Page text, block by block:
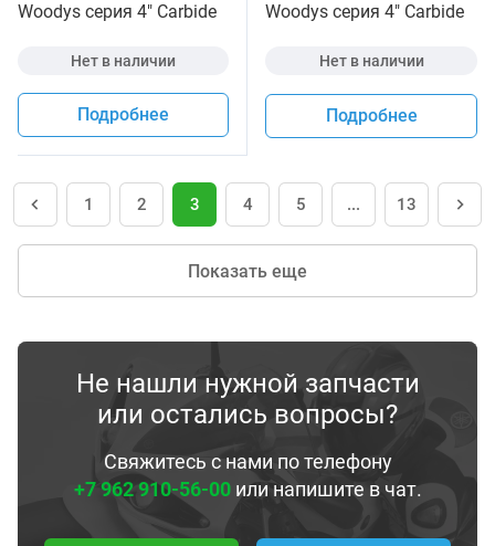
Woodys серия 4" Carbide
Нет в наличии
Подробнее
Woodys серия 4" Carbide
Нет в наличии
Подробнее
Показать еще
1 2 3 4 5 ... 13
Не нашли нужной запчасти
или остались вопросы?
Свяжитесь с нами по телефону
+7 962 910-56-00или напишите в чат.